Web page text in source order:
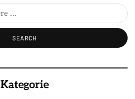
Kategorie